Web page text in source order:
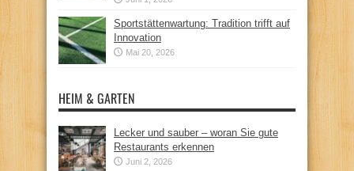
Sportstättenwartung: Tradition trifft auf
Innovation
Mai 20, 2026
HEIM & GARTEN
Lecker und sauber – woran Sie gute
Restaurants erkennen
Juni 2, 2026